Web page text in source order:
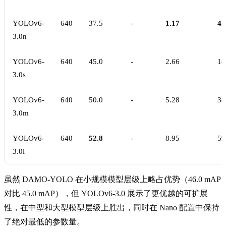
YOLOv6-
3.0n
640 37.5 - 1.17
YOLOv6-
3.0s
640 45.0 - 2.66
YOLOv6-
3.0m
640 50.0 - 5.28
YOLOv6-
3.0l
640 52.8 - 8.95
虽然 DAMO-YOLO 在小规模模型层级上略占优势（46.0 mAP
对比 45.0 mAP），但 YOLOv6-3.0 展示了更优越的可扩展
性，在中型和大型模型层级上胜出，同时在 Nano 配置中保持
了绝对最低的参数量。